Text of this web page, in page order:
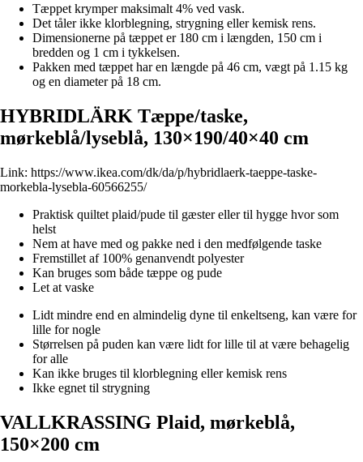
Tæppet krymper maksimalt 4% ved vask.
Det tåler ikke klorblegning, strygning eller kemisk rens.
Dimensionerne på tæppet er 180 cm i længden, 150 cm i
bredden og 1 cm i tykkelsen.
Pakken med tæppet har en længde på 46 cm, vægt på 1.15 kg
og en diameter på 18 cm.
HYBRIDLÄRK Tæppe/taske,
mørkeblå/lyseblå, 130×190/40×40 cm
Link: https://www.ikea.com/dk/da/p/hybridlaerk-taeppe-taske-
morkebla-lysebla-60566255/
Praktisk quiltet plaid/pude til gæster eller til hygge hvor som
helst
Nem at have med og pakke ned i den medfølgende taske
Fremstillet af 100% genanvendt polyester
Kan bruges som både tæppe og pude
Let at vaske
Lidt mindre end en almindelig dyne til enkeltseng, kan være for
lille for nogle
Størrelsen på puden kan være lidt for lille til at være behagelig
for alle
Kan ikke bruges til klorblegning eller kemisk rens
Ikke egnet til strygning
VALLKRASSING Plaid, mørkeblå,
150×200 cm